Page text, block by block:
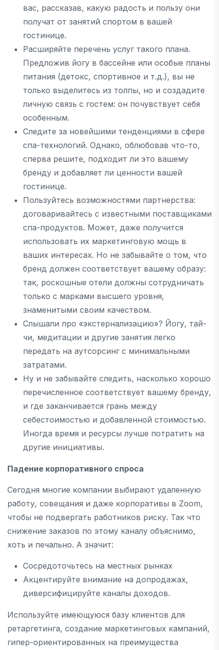
вас, рассказав, какую радость и пользу они
получат от занятий спортом в вашей
гостинице.
Расширяйте перечень услуг такого плана.
Предложив йогу в бассейне или особые планы
питания (детокс, спортивное и т.д.), вы не
только выделитесь из толпы, но и создадите
личную связь с гостем: он почувствует себя
особенным.
Следите за новейшими тенденциями в сфере
спа-технологий. Однако, облюбовав что-то,
сперва решите, подходит ли это вашему
бренду и добавляет ли ценности вашей
гостинице.
Пользуйтесь возможностями партнерства:
договаривайтесь с известными поставщиками
спа-продуктов. Может, даже получится
использовать их маркетинговую мощь в
ваших интересах. Но не забывайте о том, что
бренд должен соответствует вашему образу:
так, роскошные отели должны сотрудничать
только с марками высшего уровня,
знаменитыми своим качеством.
Слышали про «экстернализацию»? Йогу, тай-
чи, медитации и другие занятия легко
передать на аутсорсинг с минимальными
затратами.
Ну и не забывайте следить, насколько хорошо
перечисленное соответствует вашему бренду,
и где заканчивается грань между
себестоимостью и добавленной стоимостью.
Иногда время и ресурсы лучше потратить на
другие инициативы.
Падение корпоративного спроса
Сегодня многие компании выбирают удаленную
работу, совещания и даже корпоративы в Zoom,
чтобы не подвергать работников риску. Так что
снижение заказов по этому каналу объяснимо,
хоть и печально. А значит:
Сосредоточьтесь на местных рынках
Акцентируйте внимание на допродажах,
диверсифицируйте каналы доходов.
Используйте имеющуюся базу клиентов для
ретаргетинга, создание маркетинговых кампаний,
гипер-ориентированных на преимущества